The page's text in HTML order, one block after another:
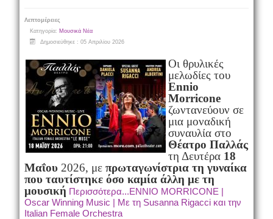
Λεπτομέρειες
Κατηγορία: Μουσικά Νέα
Δημοσιεύθηκε : 05 Απριλίου 2026
Οι θρυλικές
μελωδίες του
Ennio
Morricone
ζωντανεύουν σε
μια μοναδική
συναυλία στο
Θέατρο Παλλάς
τη Δευτέρα 18
Μαΐου2026, με πρωταγωνίστρια τη γυναίκα
που ταυτίστηκε όσο καμία άλλη με τη
μουσική Περισσότερα...ENNIO MORRICONE |
Oscar Winning Music | Με τη Susanna Rigacci και την
Italian Female Orchestra